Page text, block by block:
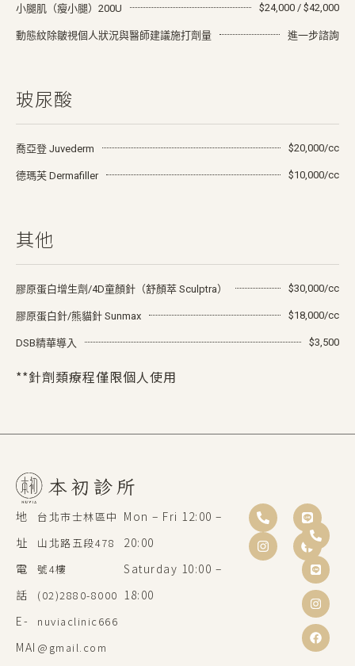
小腿肌（瘦小腿）200U $24,000 / $42,000
動態紋除皺視個人狀況與醫師建議施打劑量 進一步諮詢
玻尿酸
喬亞登 Juvederm $20,000/cc
德瑪芙 Dermafiller $10,000/cc
其他
膠原蛋白增生劑/4D童顏針（舒顏萃 Sculptra） $30,000/cc
膠原蛋白針/熊貓針 Sunmax $18,000/cc
DSB精華導入 $3,500
**針劑類療程僅限個人使用
地
址
電
話
E-
MAI
台北市士林區中
山北路五段478
號4樓
(02)2880-8000
nuviaclinic666
@gmail.com
Mon – Fri 12:00 –
20:00
Saturday 10:00 –
18:00